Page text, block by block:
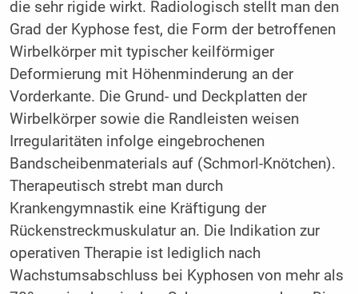
die sehr rigide wirkt. Radiologisch stellt man den
Grad der Kyphose fest, die Form der betroffenen
Wirbelkörper mit typischer keilförmiger
Deformierung mit Höhenminderung an der
Vorderkante. Die Grund- und Deckplatten der
Wirbelkörper sowie die Randleisten weisen
Irregularitäten infolge eingebrochenen
Bandscheibenmaterials auf (Schmorl-Knötchen).
Therapeutisch strebt man durch
Krankengymnastik eine Kräftigung der
Rückenstreckmuskulatur an. Die Indikation zur
operativen Therapie ist lediglich nach
Wachstumsabschluss bei Kyphosen von mehr als